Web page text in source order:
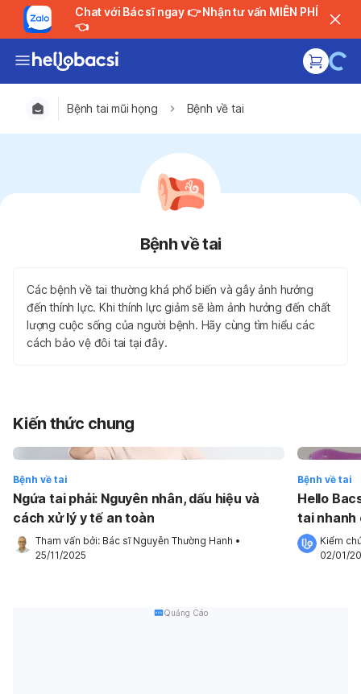
Chat với Bác sĩ ngay 👉 Nhận tư vấn MIỄN PHÍ
👈
Bệnh tai mũi họng Bệnh về tai
Bệnh về tai
Các bệnh về tai thường khá phổ biến và gây ảnh hưởng
đến thính lực. Khi thính lực giảm sẽ làm ảnh hưởng đến chất
lượng cuộc sống của người bệnh. Hãy cùng tìm hiểu các
cách bảo vệ đôi tai tại đây.
Kiến thức chung
Bệnh về tai
Ngứa tai phải: Nguyên nhân, dấu hiệu và
cách xử lý y tế an toàn
Tham vấn bởi: Bác sĩ Nguyễn Thường Hanh •
25/11/2025
Bệnh về tai
Hello
tai nhanh
Kiểm
02/01/
Quảng Cáo